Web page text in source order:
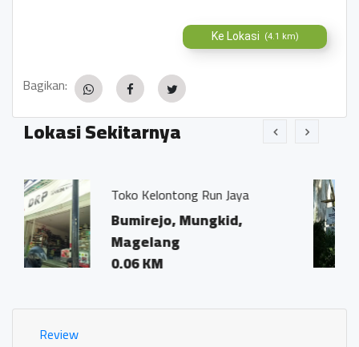
Ke Lokasi (4.1 km)
Bagikan:
Lokasi Sekitarnya
Run Jaya
Mungkid,
Kantor Notaris
Ivo Marius, SH"
Bumirejo,
Magelang
Review